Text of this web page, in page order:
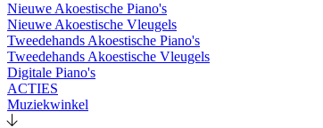
Nieuwe Akoestische Piano's
Nieuwe Akoestische Vleugels
Tweedehands Akoestische Piano's
Tweedehands Akoestische Vleugels
Digitale Piano's
ACTIES
Muziekwinkel